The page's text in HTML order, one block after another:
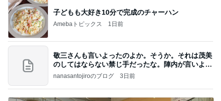
子どもも大好き10分で完成のチャーハン
Amebaトピックス 1日前
敬三さんも言いよったのよか。そうか。それは茂美
のしてはならない禁じ手だったな。陣内が言いよる
のよ
nanasantojiroのブログ 3日前